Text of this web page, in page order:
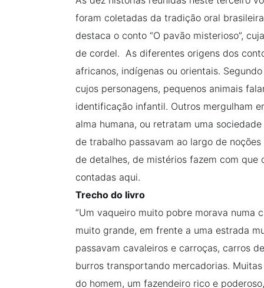
foram coletadas da tradição oral
destaca o conto “O pavão misterioso”,
de cordel. As diferentes origens dos
africanos, indígenas ou orientais.
cujos personagens, pequenos animais
identificação infantil. Outros mergulham
alma humana, ou retratam uma
de trabalho passavam ao largo de
de detalhes, de mistérios fazem com
contadas aqui.
Trecho do livro
“Um vaqueiro muito pobre morava numa
muito grande, em frente a uma estrada
passavam cavaleiros e carroças, carros
burros transportando mercadorias.
do homem, um fazendeiro rico e